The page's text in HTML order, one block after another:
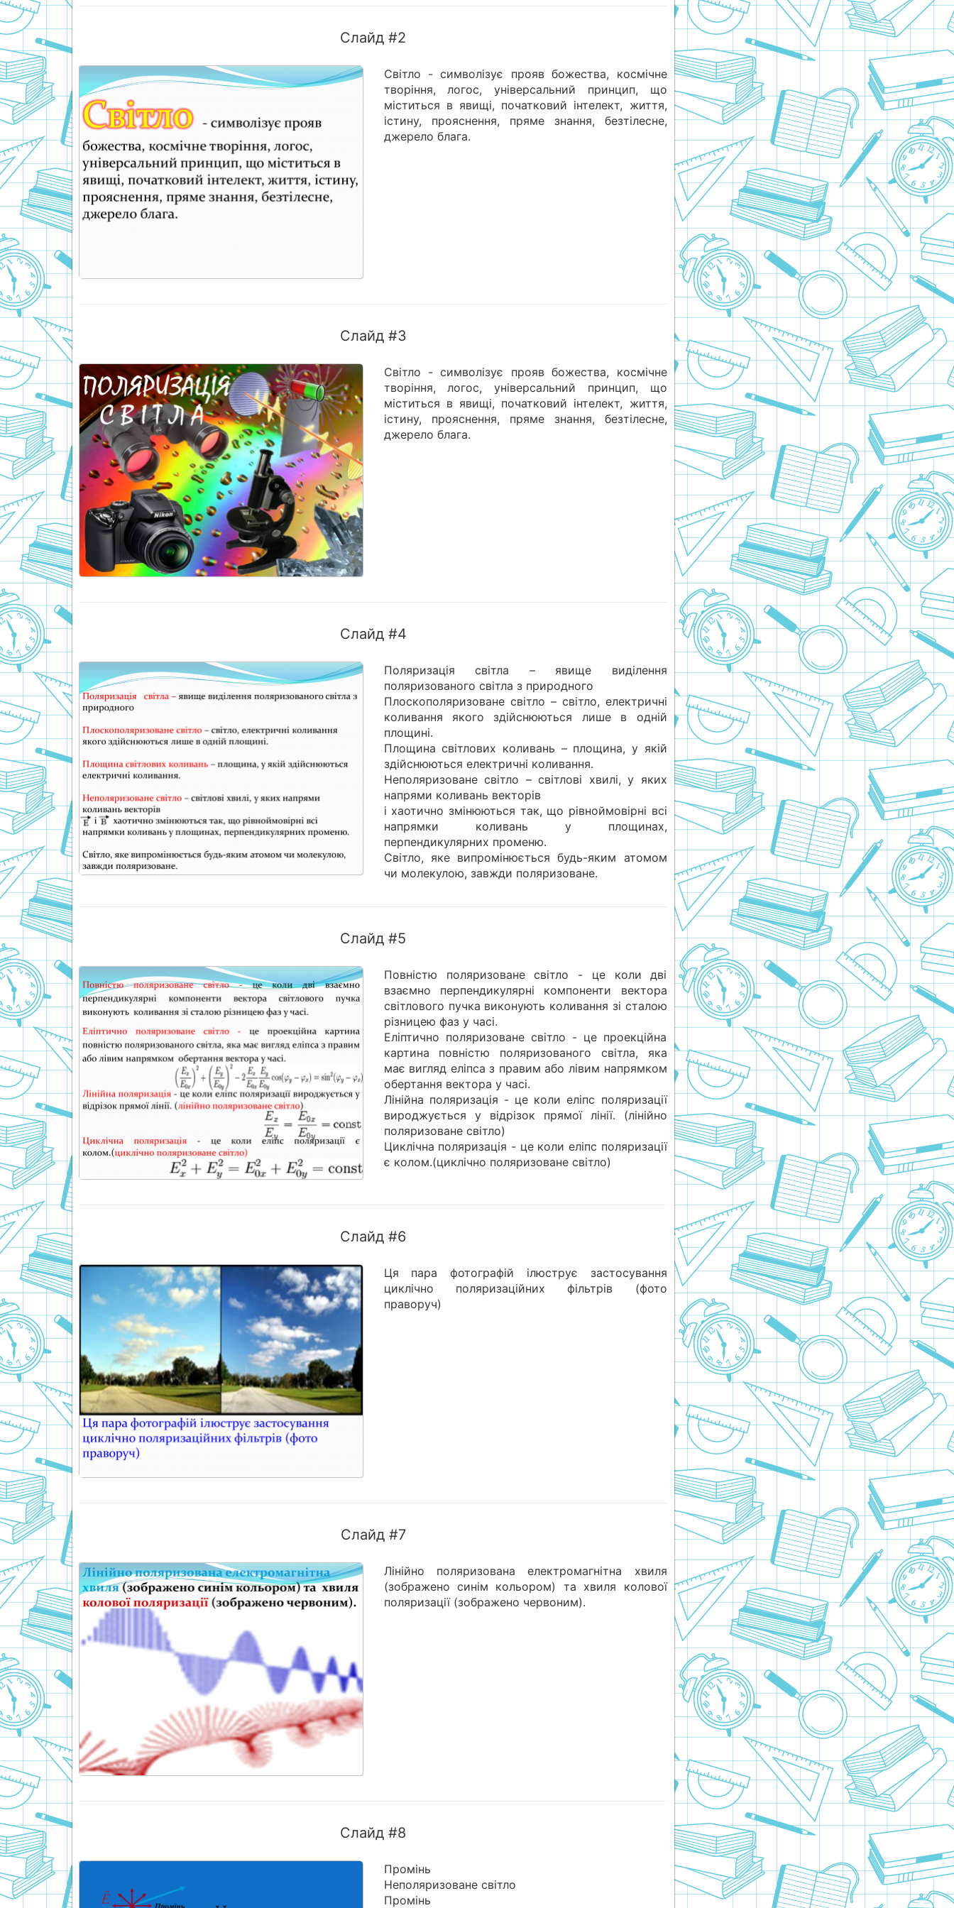
Слайд #2
Світло - символізує прояв божества, космічне
творіння, логос, універсальний принцип, що
міститься в явищі, початковий інтелект, життя,
істину, прояснення, пряме знання, безтілесне,
джерело блага.
Слайд #3
Світло - символізує прояв божества, космічне
творіння, логос, універсальний принцип, що
міститься в явищі, початковий інтелект, життя,
істину, прояснення, пряме знання, безтілесне,
джерело блага.
Слайд #4
Поляризація світла – явище виділення
поляризованого світла з природного
Плоскополяризоване світло – світло, електричні
коливання якого здійснюються лише в одній
площині.
Площина світлових коливань – площина, у якій
здійснюються електричні коливання.
Неполяризоване світло – світлові хвилі, у яких
напрями коливань векторів
і хаотично змінюються так, що рівноймовірні всі
напрямки коливань у площинах,
перпендикулярних променю.
Світло, яке випромінюється будь-яким атомом
чи молекулою, завжди поляризоване.
Слайд #5
Повністю поляризоване світло - це коли дві
взаємно перпендикулярні компоненти вектора
світлового пучка виконують коливання зі сталою
різницею фаз у часі.
Еліптично поляризоване світло - це проекційна
картина повністю поляризованого світла, яка
має вигляд еліпса з правим або лівим напрямком
обертання вектора у часі.
Лінійна поляризація - це коли еліпс поляризації
вироджується у відрізок прямої лінії. (лінійно
поляризоване світло)
Циклічна поляризація - це коли еліпс поляризації
є колом.(циклічно поляризоване світло)
Слайд #6
Ця пара фотографій ілюструє застосування
циклічно поляризаційних фільтрів (фото
праворуч)
Слайд #7
Лінійно поляризована електромагнітна хвиля
(зображено синім кольором) та хвиля колової
поляризації (зображено червоним).
Слайд #8
Промінь
Неполяризоване світло
Промінь